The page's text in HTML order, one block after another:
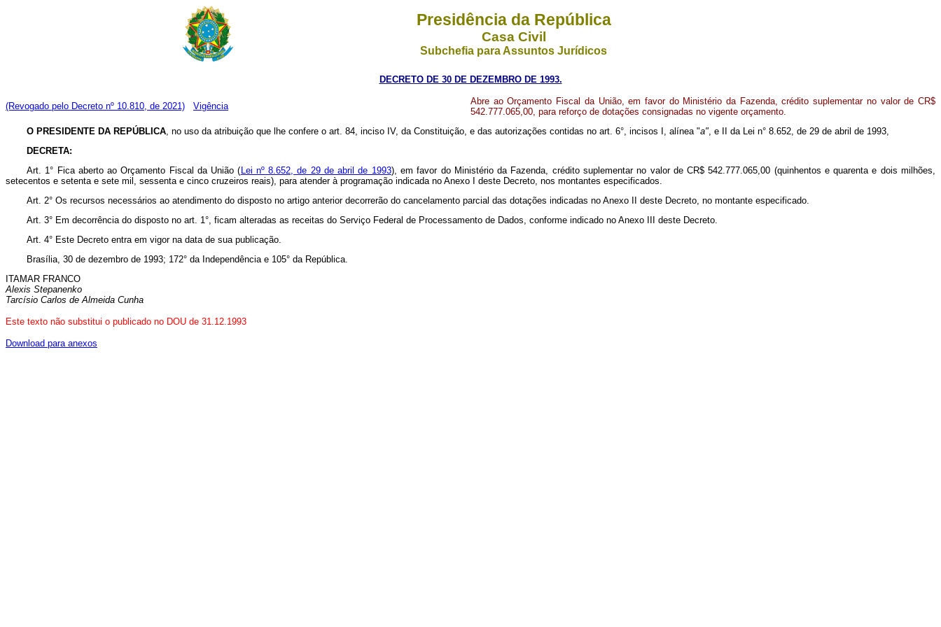
Presidência da República
Casa Civil
Subchefia para Assuntos Jurídicos
DECRETO DE 30 DE DEZEMBRO DE 1993.
(Revogado pelo Decreto nº 10.810, de 2021) Vigência
Abre ao Orçamento Fiscal da União, em favor do Ministério da Fazenda, crédito suplementar no valor de CR$
542.777.065,00, para reforço de dotações consignadas no vigente orçamento.
O PRESIDENTE DA REPÚBLICA, no uso da atribuição que lhe confere o art. 84, inciso IV, da Constituição, e das autorizações contidas no art. 6°, incisos I, alínea "a", e II da Lei n° 8.652, de 29 de abril de 1993,
DECRETA:
Art. 1° Fica aberto ao Orçamento Fiscal da União ( Lei nº 8.652, de 29 de abril de 1993), em favor do Ministério da Fazenda, crédito suplementar no valor de CR$ 542.777.065,00 (quinhentos e quarenta e dois milhões,
setecentos e setenta e sete mil, sessenta e cinco cruzeiros reais), para atender à programação indicada no Anexo I deste Decreto, nos montantes especificados.
Art. 2° Os recursos necessários ao atendimento do disposto no artigo anterior decorrerão do cancelamento parcial das dotações indicadas no Anexo II deste Decreto, no montante especificado.
Art. 3° Em decorrência do disposto no art. 1°, ficam alteradas as receitas do Serviço Federal de Processamento de Dados, conforme indicado no Anexo III deste Decreto.
Art. 4° Este Decreto entra em vigor na data de sua publicação.
Brasília, 30 de dezembro de 1993; 172° da Independência e 105° da República.
ITAMAR FRANCO
Alexis Stepanenko
Tarcísio Carlos de Almeida Cunha
Este texto não substitui o publicado no DOU de 31.12.1993
Download para anexos